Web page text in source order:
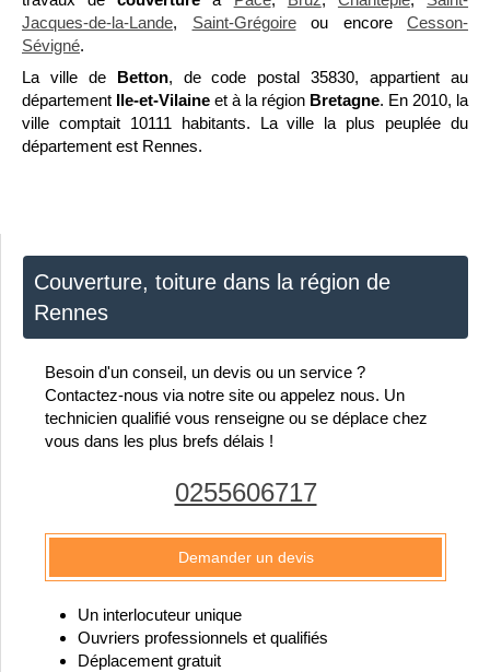
Jacques-de-la-Lande, Saint-Grégoireou encore Cesson-
Sévigné.
La ville de Betton, de code postal 35830, appartient au
département Ile-et-Vilaine et à la région Bretagne. En 2010, la
ville comptait 10111 habitants. La ville la plus peuplée du
département est Rennes.
Couverture, toiture dans la région de
Rennes
Besoin d'un conseil, un devis ou un service ?
Contactez-nous via notre site ou appelez nous. Un
technicien qualifié vous renseigne ou se déplace chez
vous dans les plus brefs délais !
0255606717
Demander un devis
Un interlocuteur unique
Ouvriers professionnels et qualifiés
Déplacement gratuit